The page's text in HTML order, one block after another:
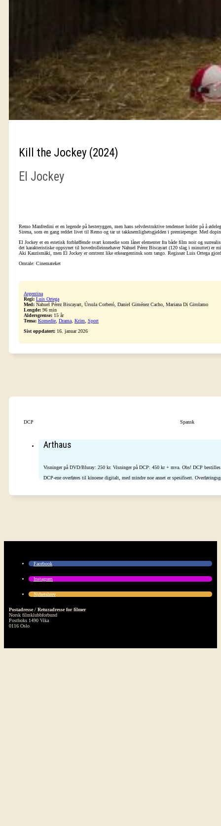
Kill the Jockey (2024)
El Jockey
Remo Manfredini er en legende på hesteryggen, men hans selvdestruktive tendenser holder på å
Sirena, som en gang reddet livet til Remo og tar ut takknemlighetsgjelden i premiepenger. Med
El Jockey er en estetisk forbløffende svart komedie som låner elementer fra både film noir og
det karakteristiske oppsynet til hovedrolleinnehaver Nahuel Pérez Biscayart (120 slag i minuttet)
Aki Kaurismäki, men El Jockey er omtrent like erkeargentinsk som tango. Regissør Luis Ortega
Omtale: Cinemateket
Argentina
Regi: Luis Ortega
Med: Nahuel Pérez Biscayart, Úrsula Corberó, Daniel Giménez Cacho, Mariana Di Girolamo
Lengde: 96 min
Aldersgrense: 15 år
Tema: Komedie Drama Krim
Sport
Sist oppdatert: 16. januar 2026
DCP Spansk
Arthaus
Visninger på DVD/Bluray: 250 kr. Visninger på DCP: 450 kr + mva. Obs! DCP bestilles
DCP-ene overføres til kinoene digitalt, med mindre noe annet er spesifisert.
Facebook
Instagram
Nyhetsbrev
Postadresse / Returadresse for filmer
Norsk filmklubbforbund
Postboks 1490 Vika
0116 Oslo